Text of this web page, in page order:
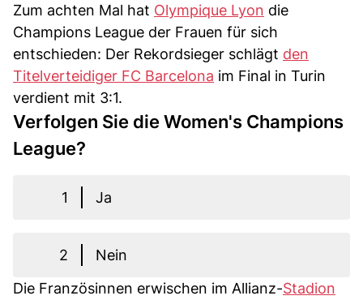
Zum achten Mal hat Olympique Lyon die
Champions League der Frauen für sich
entschieden: Der Rekordsieger schlägt den
Titelverteidiger FC Barcelona im Final in Turin
verdient mit 3:1.
Verfolgen Sie die Women's Champions
League?
1 Ja
2
Nein
Die Französinnen erwischen im Allianz-Stadion